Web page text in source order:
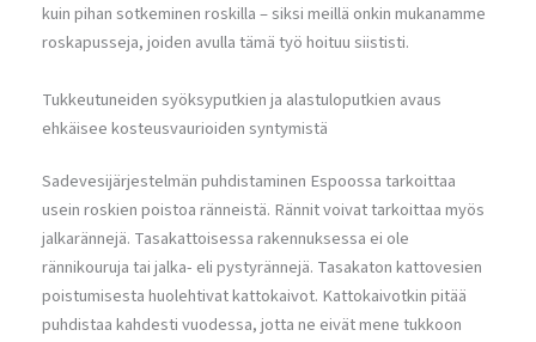
kuin pihan sotkeminen roskilla – siksi meillä onkin mukanamme
roskapusseja, joiden avulla tämä työ hoituu siististi.
Tukkeutuneiden syöksyputkien ja alastuloputkien avaus
ehkäisee kosteusvaurioiden syntymistä
Sadevesijärjestelmän puhdistaminen Espoossa tarkoittaa
usein roskien poistoa ränneistä. Rännit voivat tarkoittaa myös
jalkarännejä. Tasakattoisessa rakennuksessa ei ole
rännikouruja tai jalka- eli pystyrännejä. Tasakaton kattovesien
poistumisesta huolehtivat kattokaivot. Kattokaivotkin pitää
puhdistaa kahdesti vuodessa, jotta ne eivät mene tukkoon